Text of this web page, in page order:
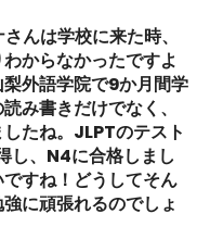
んは学校に来た時、
からなかったですよ
外語学院で9か月間学
み書きだけでなく、
たね。JLPTのテスト
し、N4に合格しまし
すね！どうしてそん
に頑張れるのでしょ